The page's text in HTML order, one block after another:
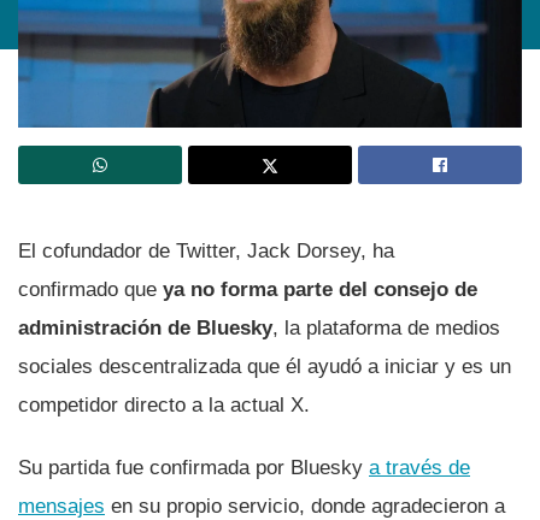
El cofundador de Twitter, Jack Dorsey, ha
confirmado que ya no forma parte del consejo de
administración de Bluesky, la plataforma de medios
sociales descentralizada que él ayudó a iniciar y es un
competidor directo a la actual X.
Su partida fue confirmada por Bluesky a través de
mensajes en su propio servicio, donde agradecieron a